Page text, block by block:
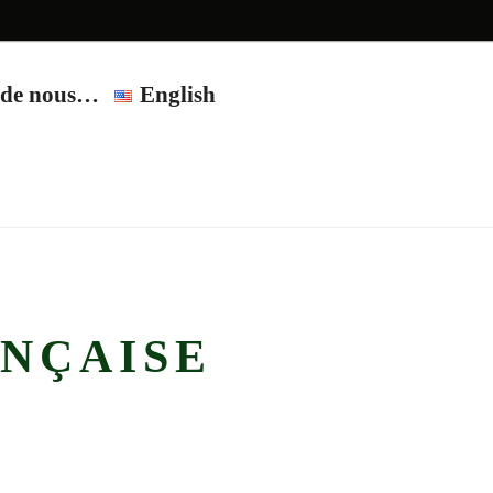
nous… English